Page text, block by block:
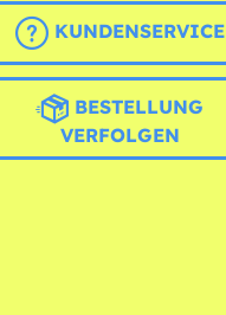
KUNDENSERVICE
BESTELLUNG
VERFOLGEN